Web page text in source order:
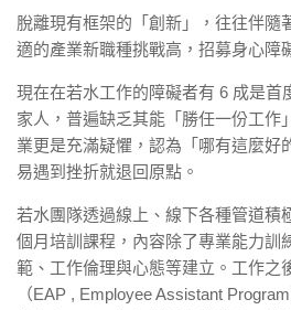
脫離現有框架的「創新」，往往伴隨
適的產業新職種挑戰高，招募身心障
現在在若水工作的障礙者有 6 成是首
家人，普遍缺乏其能「勝任一份工作
業更是充滿疑懼，認為「哪有這麼好
易遇到挫折就退回原點。
若水團隊透過線上、線下各種管道積
個月培訓課程，內容除了專業能力訓
範、工作倫理與心態等建立。工作之
（EAP , Employee Assistant